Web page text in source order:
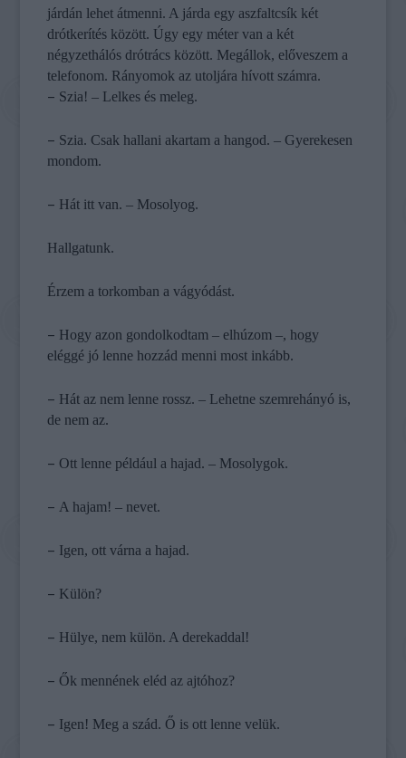
járdán lehet átmenni. A járda egy aszfaltcsík két
drótkerítés között. Úgy egy méter van a két
négyzethálós drótrács között. Megállok, előveszem a
telefonom. Rányomok az utoljára hívott számra.
– Szia! – Lelkes és meleg.
– Szia. Csak hallani akartam a hangod. – Gyerekesen
mondom.
– Hát itt van. – Mosolyog.
Hallgatunk.
Érzem a torkomban a vágyódást.
– Hogy azon gondolkodtam – elhúzom –, hogy
eléggé jó lenne hozzád menni most inkább.
– Hát az nem lenne rossz. – Lehetne szemrehányó is,
de nem az.
– Ott lenne például a hajad. – Mosolygok.
–A hajam! – nevet.
– Igen, ott várna a hajad.
– Külön?
– Hülye, nem külön. A derekaddal!
– Ők mennének eléd az ajtóhoz?
– Igen! Meg a szád. Ő is ott lenne velük.